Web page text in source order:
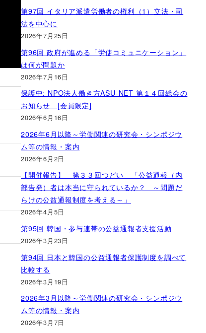
第97回 イタリア派遣労働者の権利（1）立法・司
法を中心に
2026年7月25日
第96回 政府が進める「労使コミュニケーション」
は何が問題か
2026年7月16日
保護中: NPO法人働き方ASU-NET 第１４回総会の
お知らせ [会員限定]
2026年6月16日
2026年6月以降～労働関連の研究会・シンポジウ
ム等の情報・案内
2026年6月2日
【開催報告】 第３３回つどい 「公益通報（内
部告発）者は本当に守られているか？ ～問題だ
らけの公益通報制度を考える～」
2026年4月5日
第95回 韓国・参与連帯の公益通報者支援活動
2026年3月23日
第94回 日本と韓国の公益通報者保護制度を調べて
比較する
2026年3月19日
2026年3月以降～労働関連の研究会・シンポジウ
ム等の情報・案内
2026年3月7日